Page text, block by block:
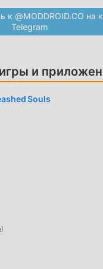
вам нужно пройти
всеми любителями
adventure игра
поклонников
Android
более продвинутым
оригинальный
множество
Android 1.0.20
к @MODDROID.CO на
Telegram
и
Souls